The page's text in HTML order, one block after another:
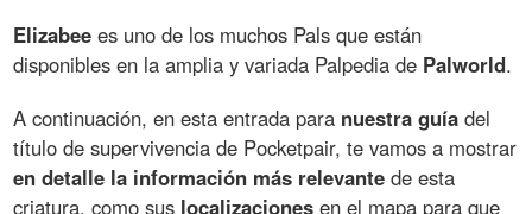
Elizabee es uno de los muchos Pals que están
disponibles en la amplia y variada Palpedia de Palworld.
A continuación, en esta entrada para nuestra guía del
título de supervivencia de Pocketpair, te vamos a mostrar
en detalle la información más relevante de esta
criatura, como sus localizaciones en el mapa para que